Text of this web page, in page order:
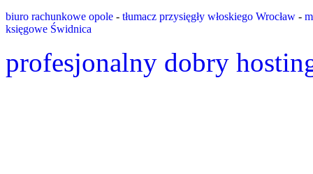
biuro rachunkowe opole - tłumacz przysięgły włoskiego Wrocław -
księgowe Świdnica
profesjonalny dobry